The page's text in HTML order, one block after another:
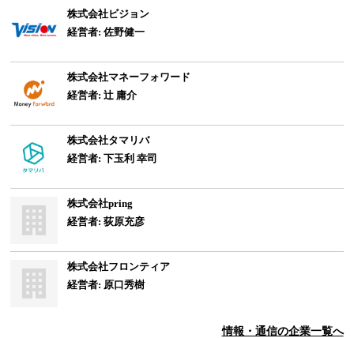
株式会社ビジョン
経営者: 佐野健一
株式会社マネーフォワード
経営者: 辻 庸介
株式会社タマリバ
経営者: 下玉利 幸司
株式会社pring
経営者: 荻原充彦
株式会社フロンティア
経営者: 原口秀樹
情報・通信の企業一覧へ